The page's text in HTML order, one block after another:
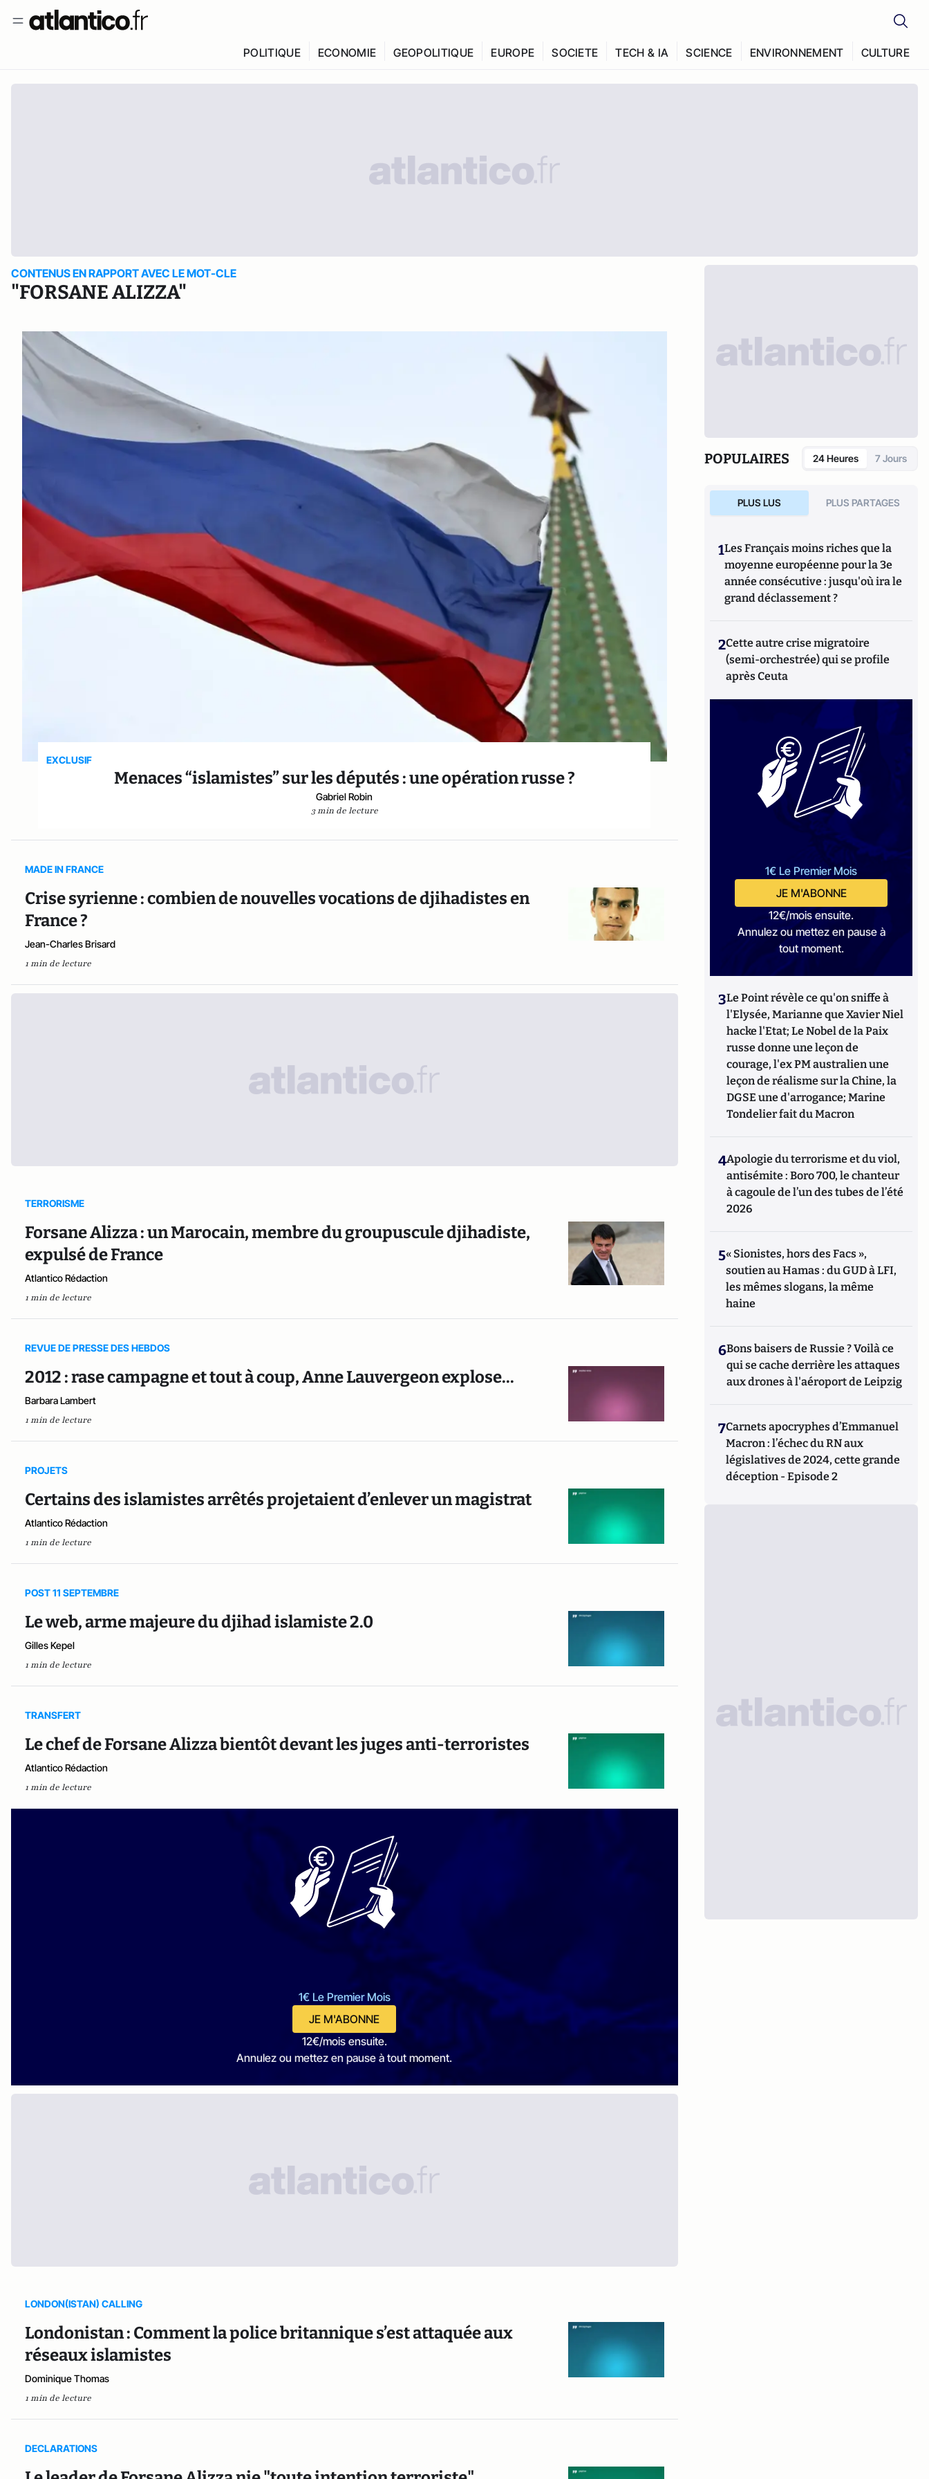
POLITIQUE ECONOMIE GEOPOLITIQUE EUROPE SOCIETE TECH & IA SCIENCE ENVIRONNEMENT CULTURE
CONTENUS EN RAPPORT AVEC LE MOT-CLE
"FORSANE ALIZZA"
EXCLUSIF
Menaces “islamistes” sur les députés : une opération russe ?
Gabriel Robin
3 min de lecture
MADE IN FRANCE
Crise syrienne : combien de nouvelles vocations de djihadistes en
France ?
Jean-Charles Brisard
1 min de lecture
TERRORISME
Forsane Alizza : un Marocain, membre du groupuscule djihadiste,
expulsé de France
Atlantico Rédaction
1 min de lecture
REVUE DE PRESSE DES HEBDOS
2012 : rase campagne et tout à coup, Anne Lauvergeon explose...
Barbara Lambert
1 min de lecture
PROJETS
Certains des islamistes arrêtés projetaient d’enlever un magistrat
Atlantico Rédaction
1 min de lecture
POST 11 SEPTEMBRE
Le web, arme majeure du djihad islamiste 2.0
Gilles Kepel
1 min de lecture
TRANSFERT
Le chef de Forsane Alizza bientôt devant les juges anti-terroristes
Atlantico Rédaction
1 min de lecture
1€ Le Premier Mois
JE M'ABONNE
12€/mois ensuite.
Annulez ou mettez en pause à tout moment.
LONDON(ISTAN) CALLING
Londonistan : Comment la police britannique s’est attaquée aux
réseaux islamistes
Dominique Thomas
1 min de lecture
DECLARATIONS
POPULAIRES 24 Heures 7 Jours
PLUS LUS PLUS PARTAGES
1Les Français moins riches que la
moyenne européenne pour la 3e
année consécutive : jusqu'où ira le
grand déclassement ?
2Cette autre crise migratoire
(semi-orchestrée) qui se profile
après Ceuta
1€ Le Premier Mois
JE M'ABONNE
12€/mois ensuite.
Annulez ou mettez en pause à
tout moment.
3Le Point révèle ce qu'on sniffe à
l'Elysée, Marianne que Xavier Niel
hacke l'Etat; Le Nobel de la Paix
russe donne une leçon de
courage, l'ex PM australien une
leçon de réalisme sur la Chine, la
DGSE une d'arrogance; Marine
Tondelier fait du Macron
4Apologie du terrorisme et du viol,
antisémite : Boro 700, le chanteur
à cagoule de l’un des tubes de l’été
2026
5« Sionistes, hors des Facs »,
soutien au Hamas : du GUD à LFI,
les mêmes slogans, la même
haine
6Bons baisers de Russie ? Voilà ce
qui se cache derrière les attaques
aux drones à l'aéroport de Leipzig
7Carnets apocryphes d’Emmanuel
Macron : l’échec du RN aux
législatives de 2024, cette grande
déception - Episode 2